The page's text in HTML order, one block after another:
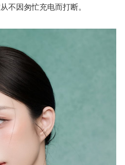
不因匆忙充电而打断。